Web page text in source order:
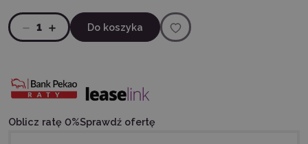
1 Do koszyka
Oblicz ratę 0%Sprawdź ofertę